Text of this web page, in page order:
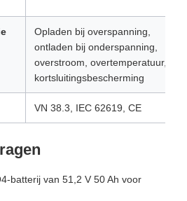
Opladen bij overspanning,
ontladen bij onderspanning,
overstroom, overtemperatuur,
kortsluitingsbescherming
VN 38.3, IEC 62619, CE
batterij van 51,2 V 50 Ah voor